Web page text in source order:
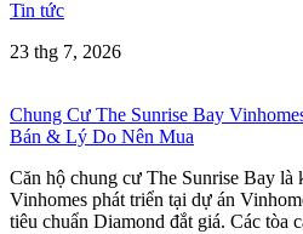
Tin tức
23 thg 7, 2026
Chung Cư The Sunrise Bay
Bán & Lý Do Nên Mua
Căn hộ chung cư The Sunrise Bay là
Vinhomes phát triển tại dự án
tiêu chuẩn Diamond đắt giá. Các tòa